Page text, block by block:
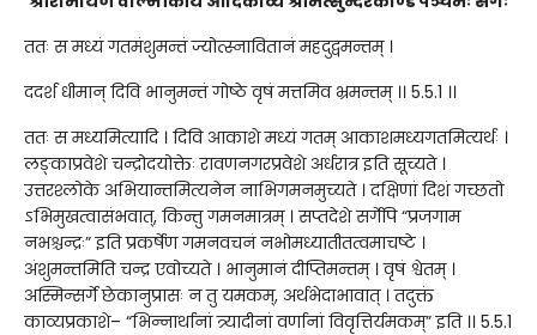
ततः स मध्यं गतमंशुमन्तं ज्योत्स्नावितानं महदुद्वमन्तम् ।
ददर्श धीमान् दिवि भानुमन्तं गोष्ठे वृषं मत्तमिव भ्रमन्तम् ।। 5.5.1 ।।
ततः स मध्यमित्यादि । दिवि आकाशे मध्यं गतम् आकाशमध्यगतमित्यर्थः ।
लङ्काप्रवेशे चन्द्रोदयोक्तेः रावणनगरप्रवेशे अर्धरात्र इति सूच्यते ।
उत्तरश्लोके अभियान्तमित्यनेन नाभिगमनमुच्यते । दक्षिणां दिशं गच्छतो
ऽभिमुखत्वासंभवात्, किन्तु गमनमात्रम् । सप्तदेशे सर्गेपि “प्रजगाम
नभश्चन्द्रः” इति प्रकर्षेण गमनवचनं नभोमध्यातीतत्वमाचष्टे ।
अंशुमन्तमिति चन्द्र एवोच्यते । भानुमानं दीप्तिमन्तम् । वृषं श्वेतम् ।
अस्मिन्सर्गे छेकानुप्रासः न तु यमकम्, अर्थभेदाभावात् । तदुक्तं
काव्यप्रकाशे– “भिन्नार्थानां त्र्यादीनां वर्णानां विवृत्तिर्यमकम्” इति ।। 5.5.1